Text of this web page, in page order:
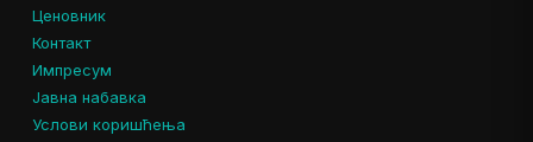
Ценовник
Контакт
Импресум
Јавна набавка
Услови коришћења